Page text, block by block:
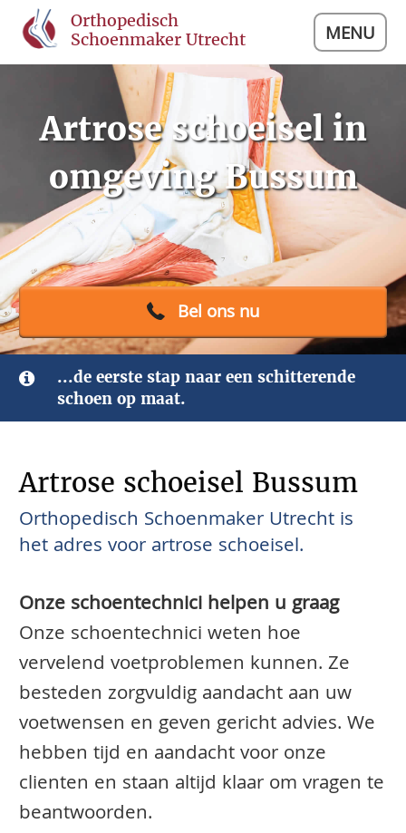
Orthopedisch
Schoenmaker Utrecht
MENU
Artrose schoeisel in
omgeving Bussum
Bel ons nu
...de eerste stap naar een schitterende
schoen op maat.
Artrose schoeisel Bussum
Orthopedisch Schoenmaker Utrecht is
het adres voor artrose schoeisel.
Onze schoentechnici helpen u graag
Onze schoentechnici weten hoe
vervelend voetproblemen kunnen. Ze
besteden zorgvuldig aandacht aan uw
voetwensen en geven gericht advies. We
hebben tijd en aandacht voor onze
clienten en staan altijd klaar om vragen te
beantwoorden.